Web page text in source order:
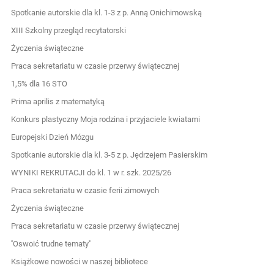
Spotkanie autorskie dla kl. 1-3 z p. Anną Onichimowską
XIII Szkolny przegląd recytatorski
Życzenia świąteczne
Praca sekretariatu w czasie przerwy świątecznej
1,5% dla 16 STO
Prima aprilis z matematyką
Konkurs plastyczny Moja rodzina i przyjaciele kwiatami
Europejski Dzień Mózgu
Spotkanie autorskie dla kl. 3-5 z p. Jędrzejem Pasierskim
WYNIKI REKRUTACJI do kl. 1 w r. szk. 2025/26
Praca sekretariatu w czasie ferii zimowych
Życzenia świąteczne
Praca sekretariatu w czasie przerwy świątecznej
''Oswoić trudne tematy''
Książkowe nowości w naszej bibliotece